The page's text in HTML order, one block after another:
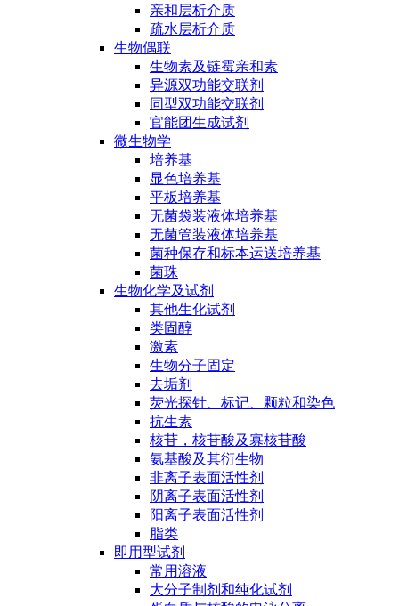
亲和层析介质
疏水层析介质
生物偶联
生物素及链霉亲和素
异源双功能交联剂
同型双功能交联剂
官能团生成试剂
微生物学
培养基
显色培养基
平板培养基
无菌袋装液体培养基
无菌管装液体培养基
菌种保存和标本运送培养基
菌珠
生物化学及试剂
其他生化试剂
类固醇
激素
生物分子固定
去垢剂
荧光探针、标记、颗粒和染色
抗生素
核苷，核苷酸及寡核苷酸
氨基酸及其衍生物
非离子表面活性剂
阴离子表面活性剂
阳离子表面活性剂
脂类
即用型试剂
常用溶液
大分子制剂和纯化试剂